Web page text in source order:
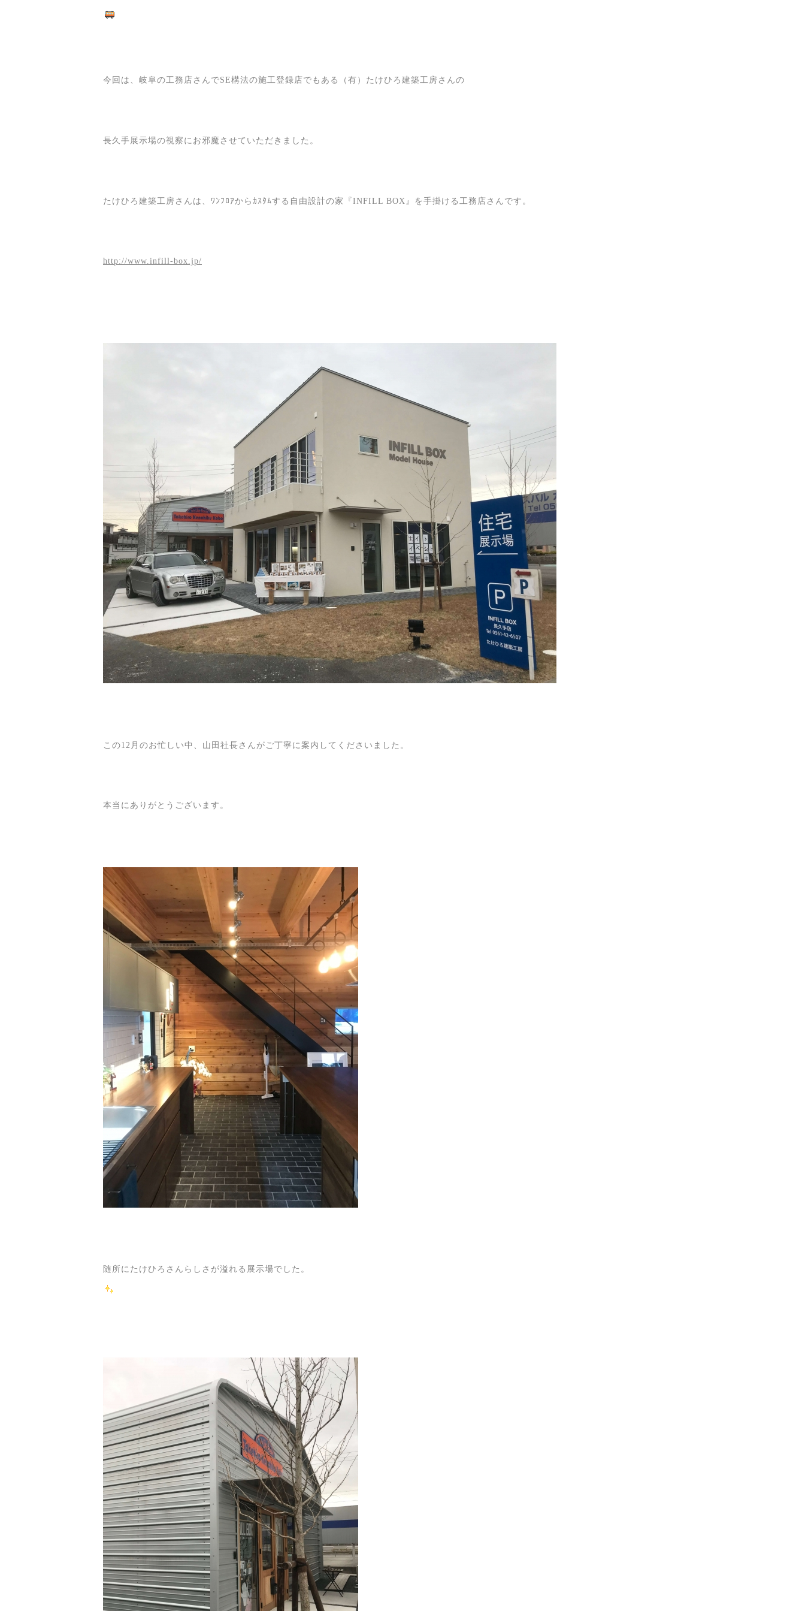
今回は、岐阜の工務店さんでSE構法の施工登録店でもある（有）たけひろ建築工房さんの
長久手展示場の視察にお邪魔させていただきました。
たけひろ建築工房さんは、ﾜﾝﾌﾛｱからｶｽﾀﾑする自由設計の家『INFILL BOX』を手掛ける工務店さんです。
http://www.infill-box.jp/
この12月のお忙しい中、山田社長さんがご丁寧に案内してくださいました。
本当にありがとうございます。
随所にたけひろさんらしさが溢れる展示場でした。